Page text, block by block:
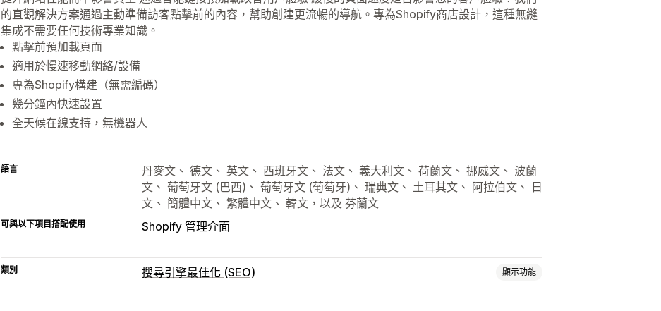
的直觀解決方案通過主動準備訪客點擊前的內容，幫助創建更流暢的導航。專為Shopify商店設計，這種無縫
集成不需要任何技術專業知識。
點擊前預加載頁面
適用於慢速移動網絡/設備
專為Shopify構建（無需編碼）
幾分鐘內快速設置
全天候在線支持，無機器人
語言
丹麥文、 德文、 英文、 西班牙文、 法文、 義大利文、 荷蘭文、 挪威文、 波蘭
文、 葡萄牙文 (巴西)、 葡萄牙文 (葡萄牙)、 瑞典文、 土耳其文、 阿拉伯文、 日
文、 簡體中文、 繁體中文、 韓文，以及 芬蘭文
可與以下項目搭配使用 Shopify 管理介面
類別 搜尋引擎最佳化 (SEO) 顯示功能